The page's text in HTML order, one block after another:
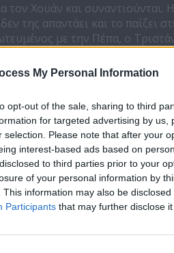
My Personal Information
opt-out of the sale, sharing to third
for targeted advertising by
selection. Please note that after your
interest-based ads based on
to third parties prior to your
of your personal information by
This information may also be
Participants that may further disclose
τον Χουάν και
της απαντάει και το παίζει
με την Πέπα, ο
ζητάει από τον Ιππόλυτο να
της Ανγκούστιας είναι σε
η Πέπα. Η Ανγκούστιας κι ο
η Πέπα. Όμως η Φελίσα
στο μωρό. Ο Ραϊμούντο, αφού
στο εργοστάσιο να γιορτάσει